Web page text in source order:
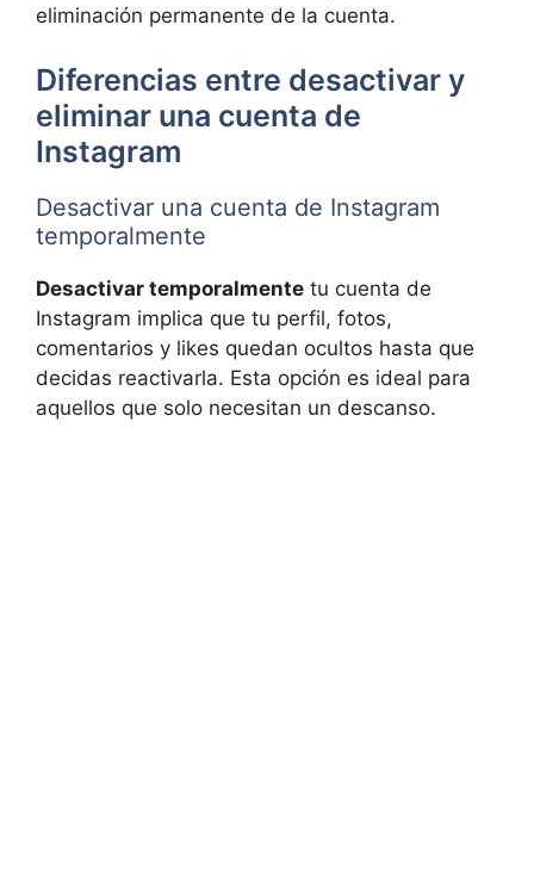
eliminación permanente de la cuenta.
Diferencias entre desactivar y
eliminar una cuenta de
Instagram
Desactivar una cuenta de Instagram
temporalmente
Desactivar temporalmente tu cuenta de
Instagram implica que tu perfil, fotos,
comentarios y likes quedan ocultos hasta que
decidas reactivarla. Esta opción es ideal para
aquellos que solo necesitan un descanso.